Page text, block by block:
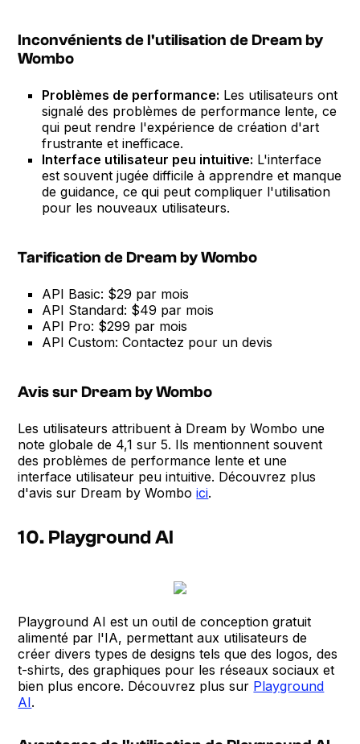
Inconvénients de l'utilisation de Dream by
Wombo
Problèmes de performance: Les utilisateurs ont
signalé des problèmes de performance lente, ce
qui peut rendre l'expérience de création d'art
frustrante et inefficace.
Interface utilisateur peu intuitive: L'interface
est souvent jugée difficile à apprendre et manque
de guidance, ce qui peut compliquer l'utilisation
pour les nouveaux utilisateurs.
Tarification de Dream by Wombo
API Basic: $29 par mois
API Standard: $49 par mois
API Pro: $299 par mois
API Custom: Contactez pour un devis
Avis sur Dream by Wombo
Les utilisateurs attribuent à Dream by Wombo une
note globale de 4,1 sur 5. Ils mentionnent souvent
des problèmes de performance lente et une
interface utilisateur peu intuitive. Découvrez plus
d'avis sur Dream by Womboici.
10. Playground AI
Playground AI est un outil de conception gratuit
alimenté par l'IA, permettant aux utilisateurs de
créer divers types de designs tels que des logos, des
t-shirts, des graphiques pour les réseaux sociaux et
bien plus encore. Découvrez plus sur Playground
AI.